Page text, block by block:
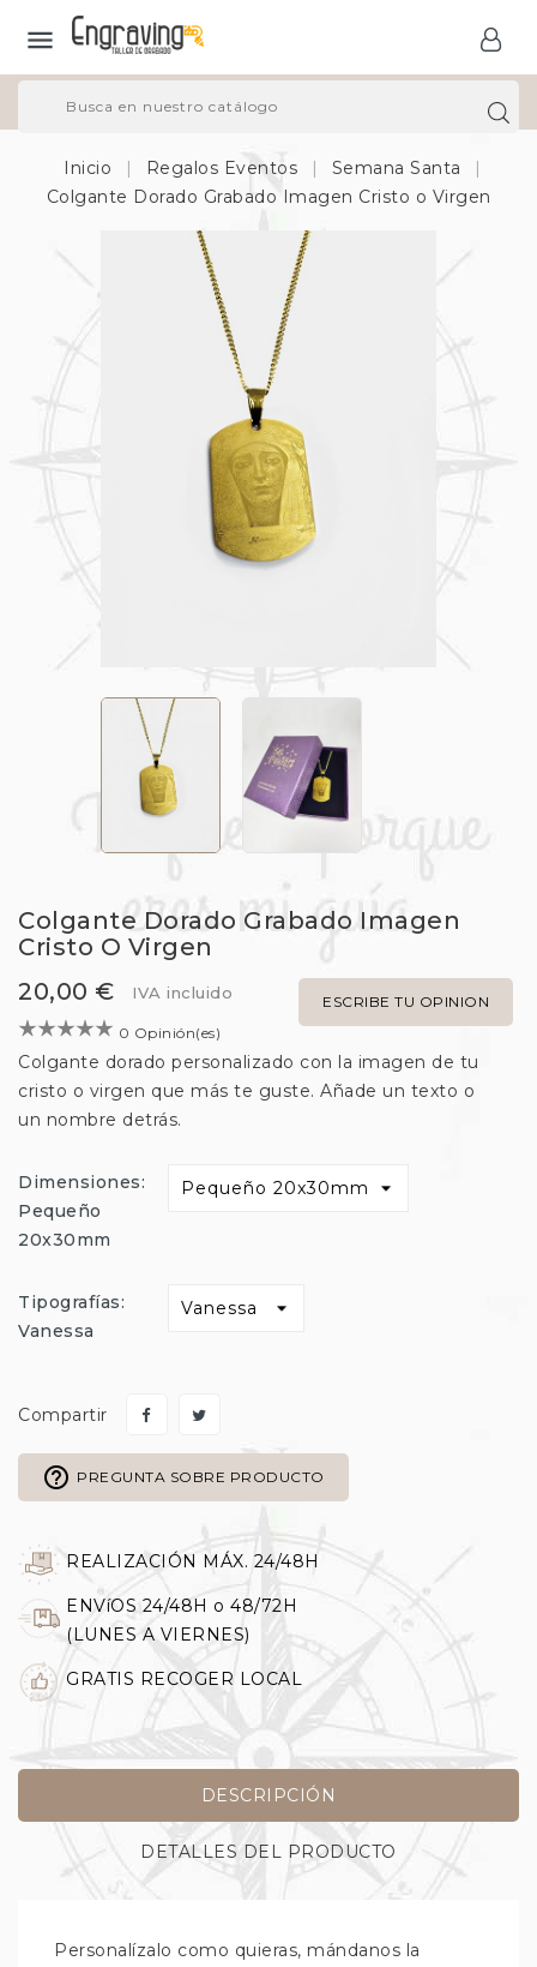

Inicio Regalos Eventos
Semana Santa
Colgante Dorado Grabado Imagen Cristo o Virgen
Colgante Dorado Grabado Imagen
Cristo O Virgen
20,00 €
ESCRIBE TU OPINION
IVA incluido
0 Opinión(es)
Colgante dorado personalizado con la imagen de tu
cristo o virgen que más te guste. Añade un texto o
un nombre detrás.
Dimensiones:
Pequeño
20x30mm
Tipografías:
Vanessa
Compartir
help_outline PREGUNTA SOBRE PRODUCTO
REALIZACIÓN MÁX. 24/48H
ENVíOS 24/48H o 48/72H
(LUNES A VIERNES)
GRATIS RECOGER LOCAL
DESCRIPCIÓN
DETALLES DEL PRODUCTO
Personalízalo como quieras, mándanos la